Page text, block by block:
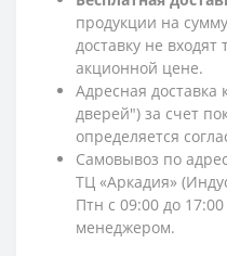
продукции на
доставку не
акционной цене.
Адресная
дверей") за счет
определяется
Самовывоз по
ТЦ «Аркадия»
Птн с 09:00 до
менеджером.